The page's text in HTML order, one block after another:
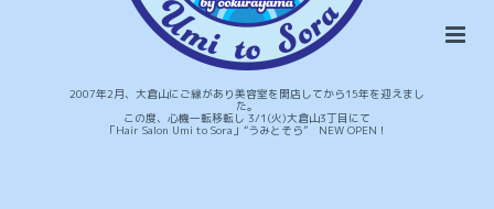
2007年2月、大倉山にご縁があり美容室を開店してから15年を迎えまし
た。
この度、心機一転移転し 3/1(火)大倉山3丁目にて
「Hair Salon Umi to Sora」“うみとそら” NEW OPEN！